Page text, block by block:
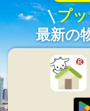
プ
最新の